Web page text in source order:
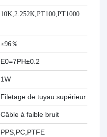
10K,2.252K,PT100,PT1000
≥96％
E0=7PH±0.2
1W
Filetage de tuyau supérieur et
Câble à faible bruit
PPS,PC,PTFE